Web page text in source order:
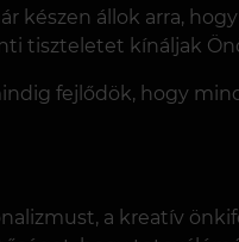
készen állok arra,
tiszteletet kínáljak
fejlődök, hogy
a kreatív